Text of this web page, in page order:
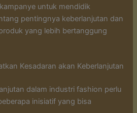
untuk mendidik
pentingnya keberlanjutan dan
yang lebih bertanggung
Kesadaran akan Keberlanjutan
dalam industri fashion perlu
inisiatif yang bisa